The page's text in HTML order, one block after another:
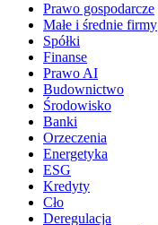
Prawo gospodarcze
Małe i średnie firmy
Spółki
Finanse
Prawo AI
Budownictwo
Środowisko
Banki
Orzeczenia
Energetyka
ESG
Kredyty
Cło
Deregulacja